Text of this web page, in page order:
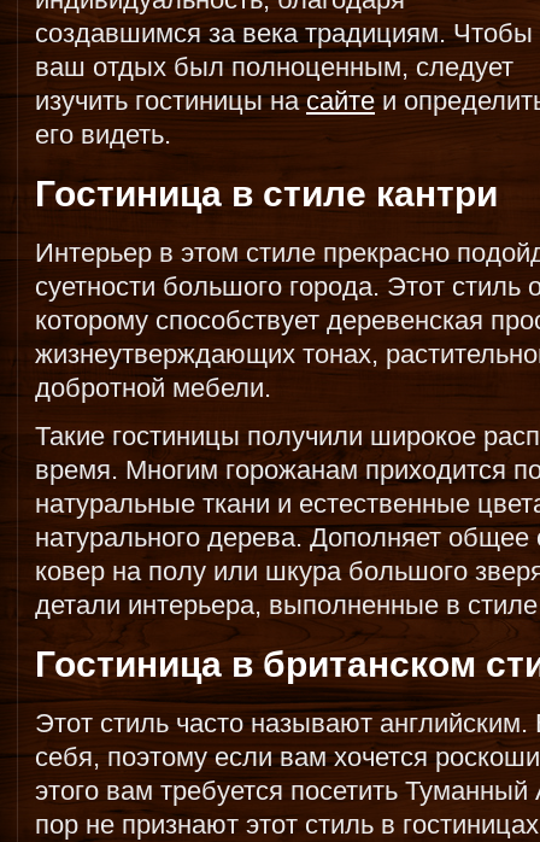
создавшимся за века традициям. Чтобы
ваш отдых был полноценным, следует
изучить гостиницы насайтеи
его видеть.
Гостиница в стиле кантри
Интерьер в этом стиле прекрасно
суетности большого города. Этот стиль
которому способствует деревенская
жизнеутверждающих тонах,
добротной мебели.
Такие гостиницы получили широкое
время. Многим горожанам приходится
натуральные ткани и естественные
натурального дерева. Дополняет
ковер на полу или шкура большого
детали интерьера, выполненные в
Гостиница в британском
Этот стиль часто называют английским.
себя, поэтому если вам хочется
этого вам требуется посетить
пор не признают этот стиль в